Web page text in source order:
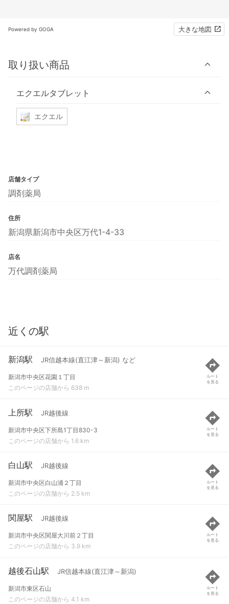
Powered by GOGA 大きな地図
取り扱い商品
エクエルタブレット
エクエル
店舗タイプ
調剤薬局
住所
新潟県新潟市中央区万代1-4-33
店名
万代調剤薬局
近くの駅
新潟駅 JR信越本線(直江津～新潟) など
新潟市中央区花園１丁目
このページの店舗から 638 m
ルート
を見る
上所駅 JR越後線
新潟市中央区下所島1丁目830-3
このページの店舗から 1.6 km
ルート
を見る
白山駅 JR越後線
新潟市中央区白山浦２丁目
このページの店舗から 2.5 km
ルート
を見る
関屋駅 JR越後線
新潟市中央区関屋大川前２丁目
このページの店舗から 3.9 km
ルート
を見る
越後石山駅 JR信越本線(直江津～新潟)
新潟市東区石山
このページの店舗から 4.1 km
ルート
を見る